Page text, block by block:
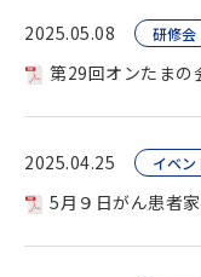
2025.05.08 研修会
第29回オンたまの会（
2025.04.25 イベン
5月９日がん患者家